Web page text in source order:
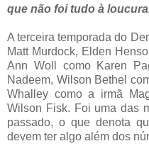
que não foi tudo à
A terceira temporada do
Matt Murdock, Elden
Ann Woll como Karen
Nadeem, Wilson Bethel
Whalley como a irmã
Wilson Fisk. Foi uma das
passado, o que denota
devem ter algo além dos